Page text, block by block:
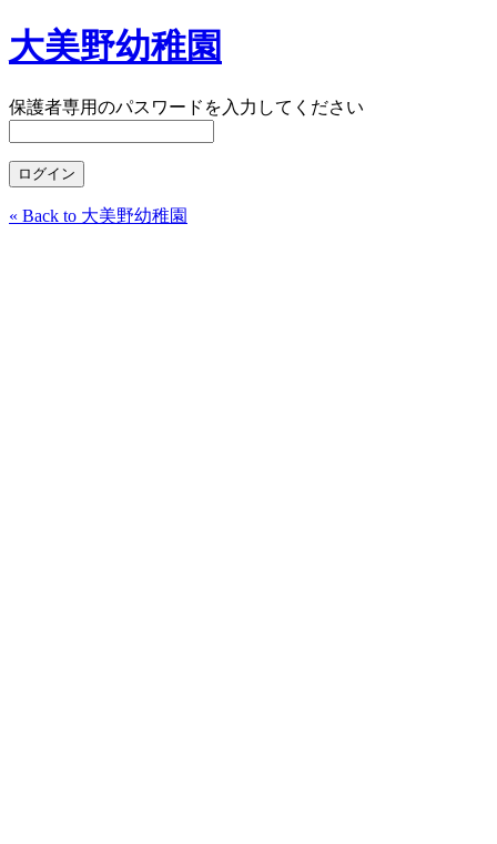
大美野幼稚園
保護者専用のパスワードを入力してください
« Back to 大美野幼稚園